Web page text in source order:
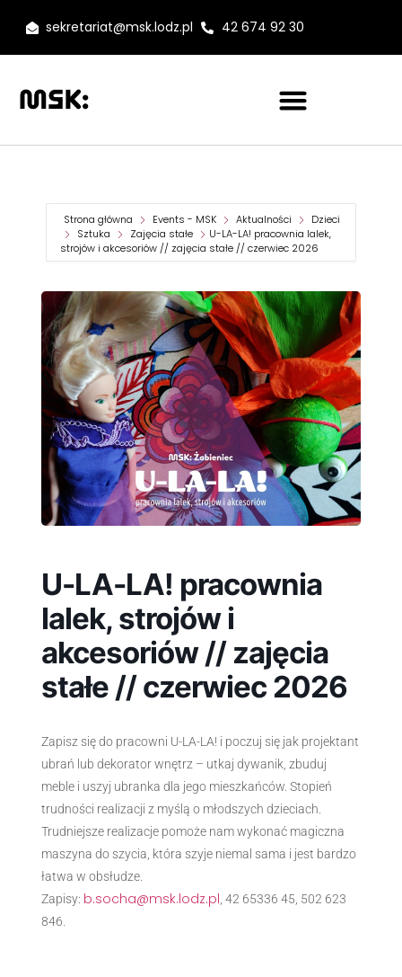
sekretariat@msk.lodz.pl 42 674 92 30
Strona główna Events - MSK Aktualności
Dzieci
Sztuka
Zajęcia stałe
U-LA-LA! pracownia lalek,
strojów i akcesoriów // zajęcia stałe // czerwiec 2026
U-LA-LA! pracownia
lalek, strojów i
akcesoriów // zajęcia
stałe // czerwiec 2026
Zapisz się do pracowni U-LA-LA! i poczuj się jak projektant
ubrań lub dekorator wnętrz – utkaj dywanik, zbuduj
meble i uszyj ubranka dla jego mieszkańców. Stopień
trudności realizacji z myślą o młodszych dzieciach.
Trudniejsze realizacje pomoże nam wykonać magiczna
maszyna do szycia, która szyje niemal sama i jest bardzo
łatwa w obsłudze.
Zapisy: b.socha@msk.lodz.pl , 42 65336 45, 502 623
846.